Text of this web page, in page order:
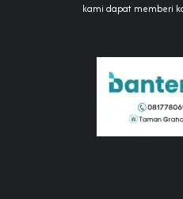
kami dapat memberi